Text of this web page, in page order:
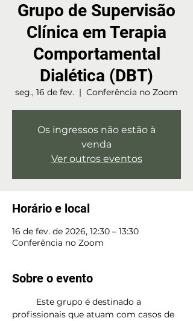
Grupo de Supervisão
Clínica em Terapia
Comportamental
Dialética (DBT)
seg., 16 de fev.
  |
Conferência no Zoom
Os ingressos não estão à
venda
Ver outros eventos
Horário e local
16 de fev. de 2026, 12:30 – 13:30
Conferência no Zoom
Sobre o evento
profissionais que atuam com casos de